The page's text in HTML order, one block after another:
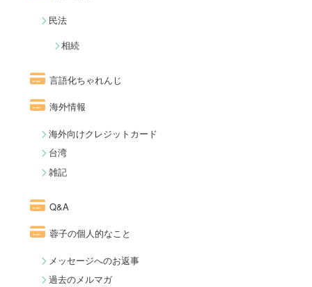
民法
相続
言語化ちゃれんじ
海外情報
海外向けクレジットカード
台湾
雑記
Q&A
蓉子の個人的なこと
メッセージへのお返事
過去のメルマガ